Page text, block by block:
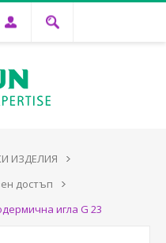
ИЗДЕЛИЯ
достъп
игла G 23